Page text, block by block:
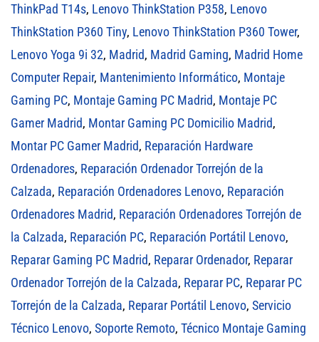
ThinkPad T14s, Lenovo ThinkStation P358, Lenovo
ThinkStation P360 Tiny, Lenovo ThinkStation P360 Tower,
Lenovo Yoga 9i 32, Madrid, Madrid Gaming, Madrid Home
Computer Repair, Mantenimiento Informático, Montaje
Gaming PC, Montaje Gaming PC Madrid, Montaje PC
Gamer Madrid, Montar Gaming PC Domicilio Madrid,
Montar PC Gamer Madrid, Reparación Hardware
Ordenadores, Reparación Ordenador Torrejón de la
Calzada, Reparación Ordenadores Lenovo, Reparación
Ordenadores Madrid, Reparación Ordenadores Torrejón de
la Calzada, Reparación PC, Reparación Portátil Lenovo,
Reparar Gaming PC Madrid, Reparar Ordenador, Reparar
Ordenador Torrejón de la Calzada, Reparar PC, Reparar PC
Torrejón de la Calzada, Reparar Portátil Lenovo, Servicio
Técnico Lenovo, Soporte Remoto, Técnico Montaje Gaming